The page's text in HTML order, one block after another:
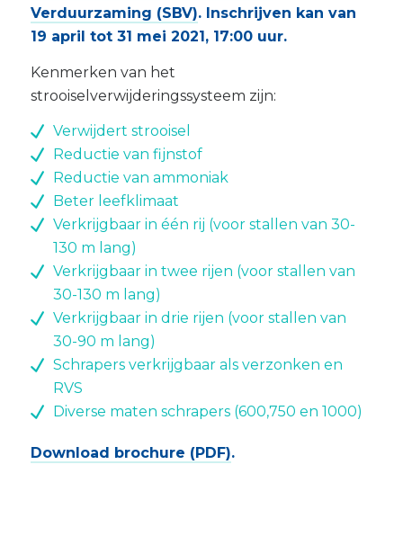
Verduurzaming (SBV). Inschrijven kan van
19 april tot 31 mei 2021, 17:00 uur.
Kenmerken van het
strooiselverwijderingssysteem zijn:
Verwijdert strooisel
Reductie van fijnstof
Reductie van ammoniak
Beter leefklimaat
Verkrijgbaar in één rij (voor stallen van 30-
130 m lang)
Verkrijgbaar in twee rijen (voor stallen van
30-130 m lang)
Verkrijgbaar in drie rijen (voor stallen van
30-90 m lang)
Schrapers verkrijgbaar als verzonken en
RVS
Diverse maten schrapers (600,750 en 1000)
Download brochure (PDF).